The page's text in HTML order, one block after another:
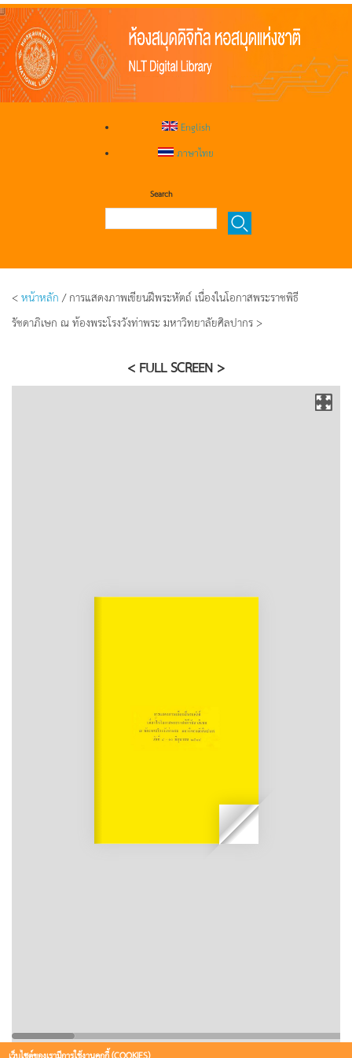
English
ภาษาไทย
Search
<หน้าหลัก / การแสดงภาพเขียนฝีพระหัตถ์ เนื่องในโอกาสพระราชพิธี
รัชดาภิเษก ณ ท้องพระโรงวังท่าพระ มหาวิทยาลัยศิลปากร >
< FULL SCREEN >
เว็บไซต์ของเรามีการใช้งานคุกกี้ (COOKIES)